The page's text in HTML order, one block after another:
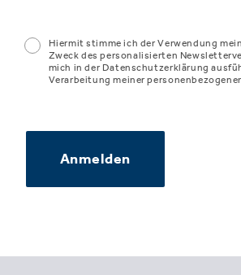
Hiermit stimme ich der Verwendung
Zweck des personalisierten
mich in der Datenschutzerklärung
Verarbeitung meiner
Anmelden